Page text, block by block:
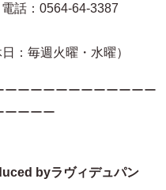
電話：0564-64-3387
：毎週火曜・水曜）
ーーーーーーーーーーー
ーーーー
byラヴィデュパン